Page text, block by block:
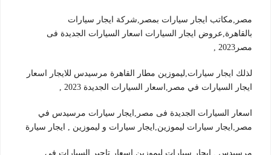
مصر,مكاتب ايجار سيارات بمصر,شركة ايجار سيارات
بالقاهرة,عروض ايجار السيارات اسعار السيارات الجديدة فى
مصر2023 ,
لذلك ايجار سيارات,ليموزين مطار القاهرة مرسيدس للايجار اسعار
ايجار السيارات في مصر,اسعار السيارات الجديدة 2023 ,
اسعار السيارات الجديدة فى مصر,ايجار سيارات مرسيدس في
مصر,ايجار سيارات ليموزين,ايجار سيارات و ليموزين , ايجار سيارة
مرسيدس , إيجار سيارات ليموزين,اسعار تاجير السيارات في